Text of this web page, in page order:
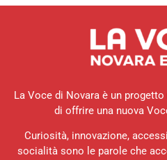
La Voce di Novara è un
di offrire una nuova
Curiosità, innovazione,
socialità sono le parole che